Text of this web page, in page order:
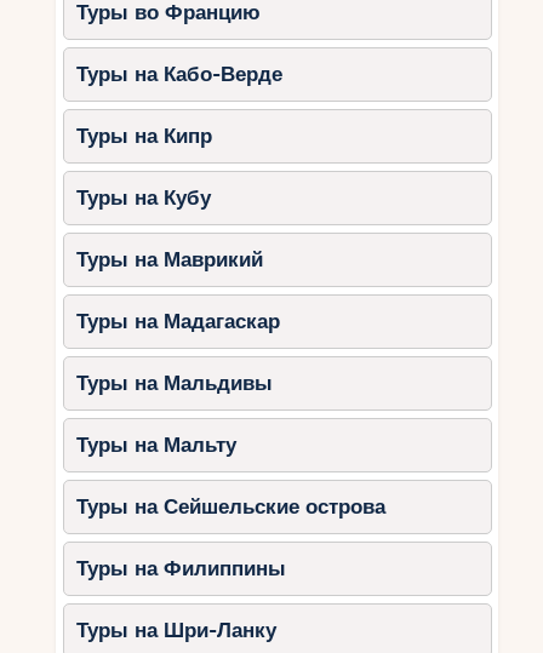
Туры во Францию
Туры на Кабо-Верде
Туры на Кипр
Туры на Кубу
Туры на Маврикий
Туры на Мадагаскар
Туры на Мальдивы
Туры на Мальту
Туры на Сейшельские острова
Туры на Филиппины
Туры на Шри-Ланку